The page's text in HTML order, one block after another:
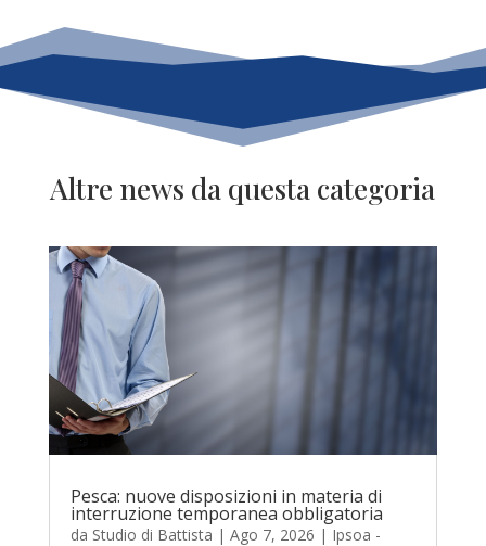
Altre news da questa categoria
Pesca: nuove disposizioni in materia di
interruzione temporanea obbligatoria
da Studio di Battista | Ago 7, 2026 | Ipsoa -